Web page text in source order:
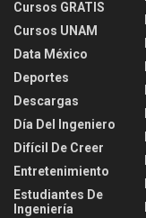
Cursos GRATIS
Cursos UNAM
Data México
Deportes
Descargas
Día Del Ingeniero
Difícil De Creer
Entretenimiento
Estudiantes De
Ingeniería